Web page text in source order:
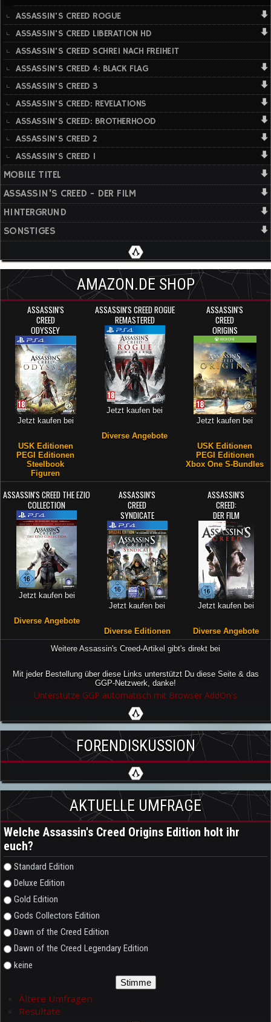
ASSASSIN'S CREED ROGUE
ASSASSIN'S CREED LIBERATION HD
ASSASSIN'S CREED SCHREI NACH FREIHEIT
ASSASSIN'S CREED 4: BLACK FLAG
ASSASSIN'S CREED 3
ASSASSIN'S CREED: REVELATIONS
ASSASSIN'S CREED: BROTHERHOOD
ASSASSIN'S CREED 2
ASSASSIN'S CREED 1
MOBILE TITEL
ASSASSIN'S CREED - DER FILM
HINTERGRUND
SONSTIGES
AMAZON.DE SHOP
ASSASSIN'S
CREED
ODYSSEY
Jetzt kaufen bei
USK Editionen
PEGI Editionen
Steelbook
Figuren
ASSASSIN'S CREED ROGUE
REMASTERED
Jetzt kaufen bei
Diverse Angebote
ASSASSIN'S
CREED
ORIGINS
Jetzt kaufen bei
USK Editionen
PEGI Editionen
Xbox One S-Bundles
ASSASSIN'S CREED THE EZIO
COLLECTION
Jetzt kaufen bei
Diverse Angebote
ASSASSIN'S
CREED
SYNDICATE
Jetzt kaufen bei
Diverse Editionen
ASSASSIN'S
CREED:
DER FILM
Jetzt kaufen bei
Diverse Angebote
Weitere Assassin's Creed-Artikel gibt's direkt bei
Mit jeder Bestellung über diese Links unterstützt Du diese Seite & das
GGP-Netzwerk, danke!
Unterstütze GGP automatisch mit Browser AddOn's
FORENDISKUSSION
AKTUELLE UMFRAGE
Welche Assassin's Creed Origins Edition holt ihr
euch?
Auswahlmöglichkeiten
Standard Edition
Deluxe Edition
Gold Edition
Gods Collectors Edition
Dawn of the Creed Edition
Dawn of the Creed Legendary Edition
keine
Ältere Umfragen
Resultate